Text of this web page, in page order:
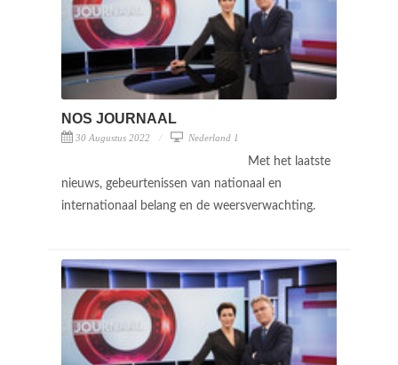
NOS JOURNAAL
30 Augustus 2022 Nederland 1
Met het laatste
nieuws, gebeurtenissen van nationaal en
internationaal belang en de weersverwachting.